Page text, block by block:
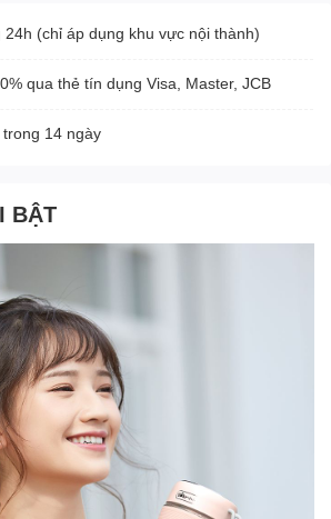
(chỉ áp dụng khu vực nội thành)
qua thẻ tín dụng Visa, Master, JCB
14 ngày
BẬT